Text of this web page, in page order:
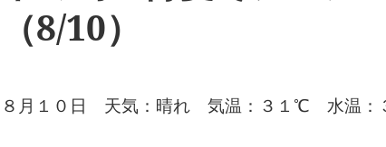
（8/10）
８月１０日 天気：晴れ 気温：３１℃ 水温：